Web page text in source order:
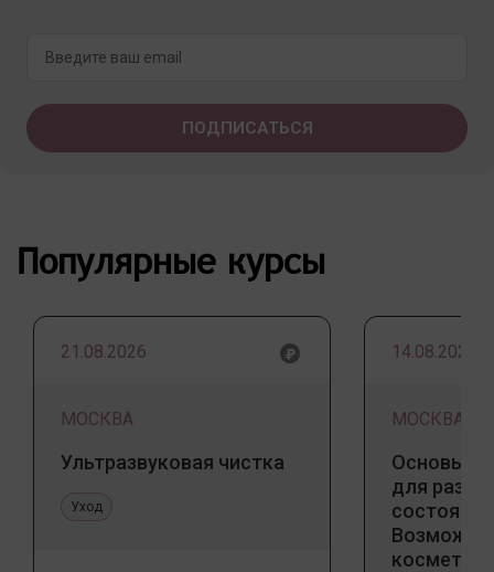
Популярные курсы
21.08.2026
МОСКВА
Ультразвуковая чистка
Уход
14.08.2026
МОСКВА
Основы
для